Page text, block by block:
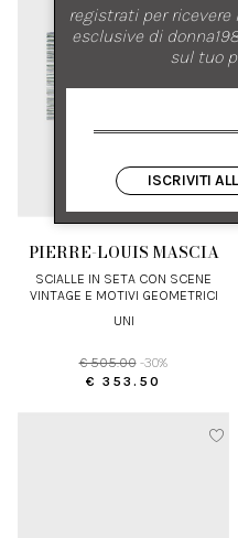
PIERRE-LOUIS MASCIA
SCIALLE IN SETA CON SCENE
VINTAGE E MOTIVI GEOMETRICI
UNI
€ 505.00 -30%
€ 353.50
registrati per
esclusive di
sul tuo
ISCRIVITI